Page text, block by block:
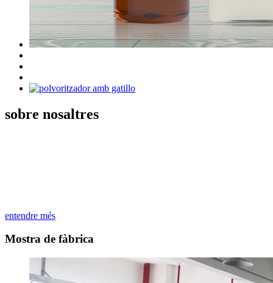
sobre nosaltres
entendre més
Mostra de fàbrica